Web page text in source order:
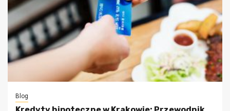
Blog